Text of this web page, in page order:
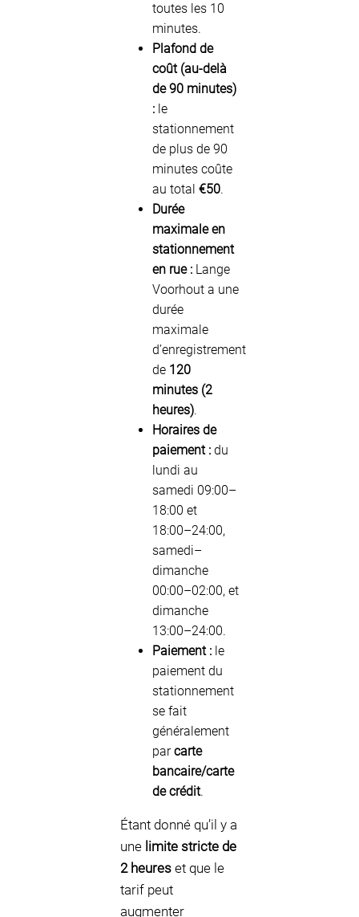
toutes les 10
minutes.
Plafond de
coût (au-delà
de 90 minutes)
: le
stationnement
de plus de 90
minutes coûte
au total €50.
Durée
maximale en
stationnement
en rue : Lange
Voorhout a une
durée
maximale
d’enregistrement
de 120
minutes (2
heures).
Horaires de
paiement : du
lundi au
samedi 09:00–
18:00 et
18:00–24:00,
samedi–
dimanche
00:00–02:00, et
dimanche
13:00–24:00.
Paiement : le
paiement du
stationnement
se fait
généralement
parcarte
bancaire/carte
de crédit.
Étant donné qu’il y a
une limite stricte de
2 heures et que le
tarif peut
augmenter